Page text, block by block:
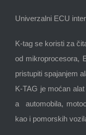
Univerzalni ECU
K-tag se koristi za
od mikroprocesora,
pristupiti spajanjem
K-TAG je moćan
a automobila,
kao i pomorskih